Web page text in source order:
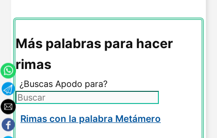
Más palabras para hacer
rimas
¿Buscas Apodo para?
Rimas con la palabra Metámero